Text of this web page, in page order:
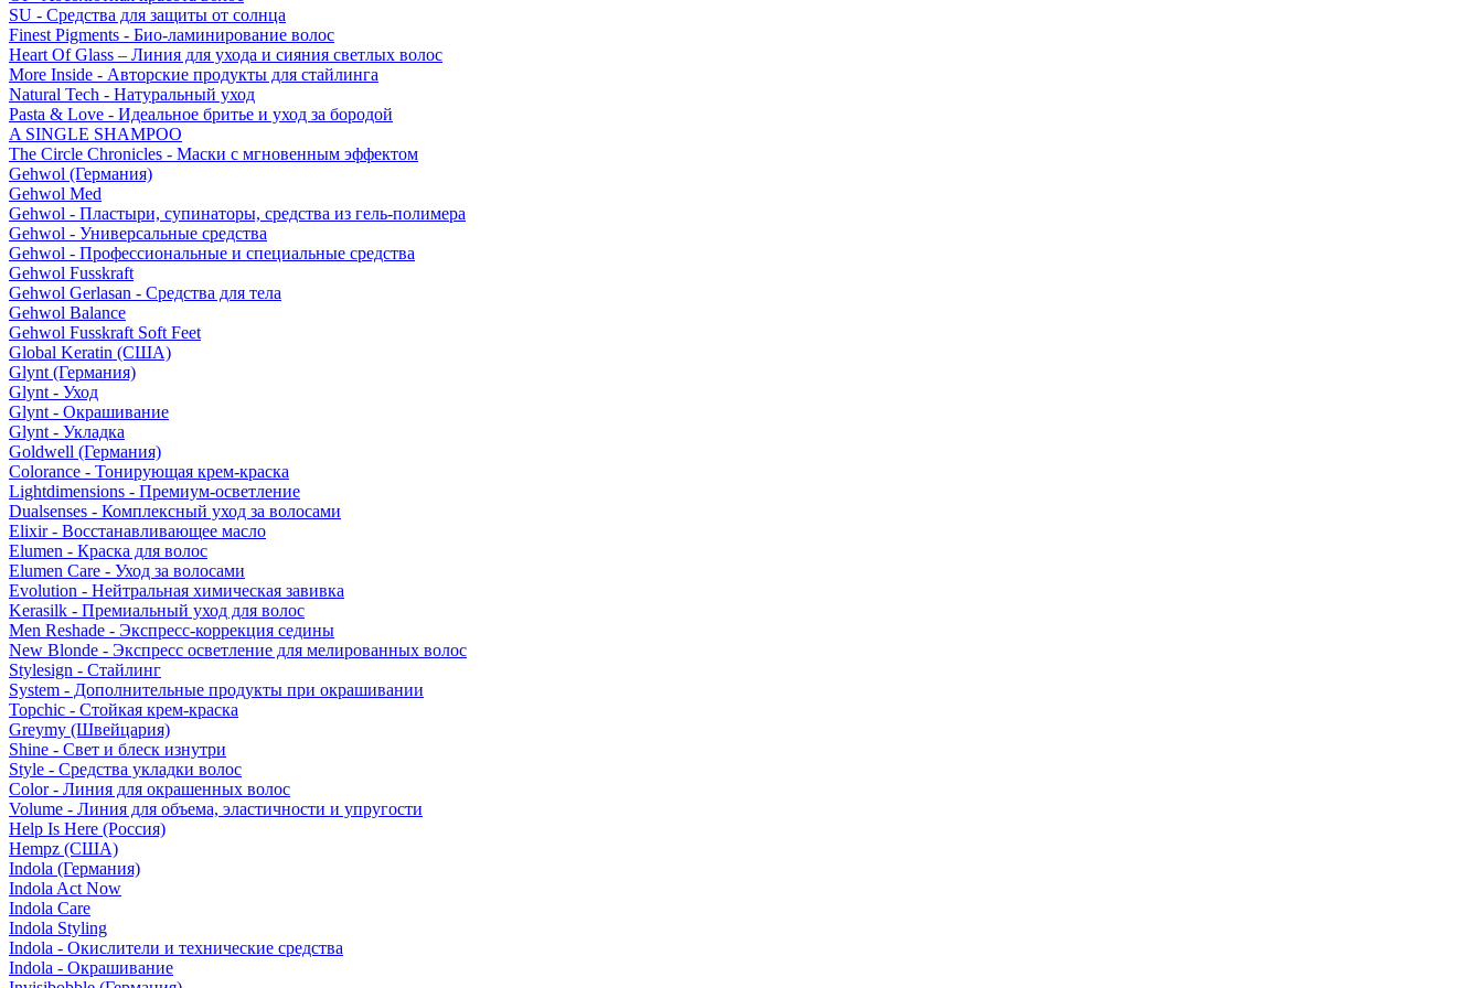
SU - Средства для защиты от солнца
Finest Pigments - Био-ламинирование волос
Heart Of Glass – Линия для ухода и сияния светлых волос
More Inside - Авторские продукты для стайлинга
Natural Tech - Натуральный уход
Pasta & Love - Идеальное бритье и уход за бородой
A SINGLE SHAMPOO
The Circle Chronicles - Маски с мгновенным эффектом
Gehwol (Германия)
Gehwol Med
Gehwol - Пластыри, супинаторы, средства из гель-полимера
Gehwol - Универсальные средства
Gehwol - Профессиональные и специальные средства
Gehwol Fusskraft
Gehwol Gerlasan - Средства для тела
Gehwol Balance
Gehwol Fusskraft Soft Feet
Global Keratin (США)
Glynt (Германия)
Glynt - Уход
Glynt - Окрашивание
Glynt - Укладка
Goldwell (Германия)
Colorance - Тонирующая крем-краска
Lightdimensions - Премиум-осветление
Dualsenses - Комплексный уход за волосами
Elixir - Восстанавливающее масло
Elumen - Краска для волос
Elumen Care - Уход за волосами
Evolution - Нейтральная химическая завивка
Kerasilk - Премиальный уход для волос
Men Reshade - Экспресс-коррекция седины
New Blonde - Экспресс осветление для мелированных волос
Stylesign - Стайлинг
System - Дополнительные продукты при окрашивании
Topchic - Стойкая крем-краска
Greymy (Швейцария)
Shine - Свет и блеск изнутри
Style - Средства укладки волос
Color - Линия для окрашенных волос
Volume - Линия для объема, эластичности и упругости
Help Is Here (Россия)
Hempz (США)
Indola (Германия)
Indola Act Now
Indola Care
Indola Styling
Indola - Окислители и технические средства
Indola - Окрашивание